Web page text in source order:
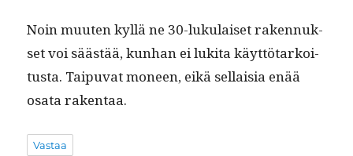
Noin muuten kyl­lä ne 30-luku­laiset raken­nuk­
set voi säästää, kun­han ei luki­ta käyt­tö­tarkoi­
tus­ta. Taipu­vat mon­een, eikä sel­l­aisia enää
osa­ta rakentaa.
Vastaa